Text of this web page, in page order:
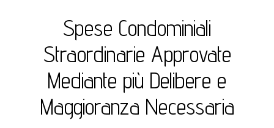
Spese Condominiali
Straordinarie Approvate
Mediante più Delibere e
Maggioranza Necessaria